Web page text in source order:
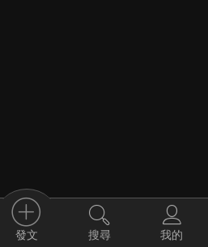
發文 搜尋 我的